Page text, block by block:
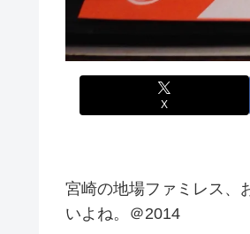
X
宮崎の地場ファミレス、
いよね。＠2014